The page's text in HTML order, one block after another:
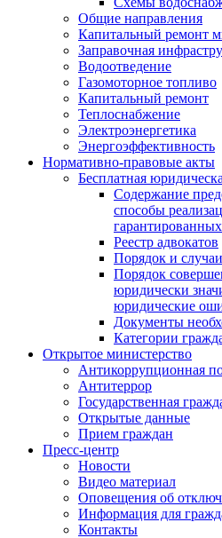
Общие направления
Капитальный ремонт
Заправочная
Водоотведение
Газомоторное топливо
Капитальный ремонт
Теплоснабжение
Электроэнергетика
Энергоэффективность
Нормативно-правовые акты
Бесплатная
Содержание
способы
Реестр адвокатов
Порядок и
Порядок
юридически
юридические
Документы
Категории
Открытое министерство
Антикоррупционная
Антитеррор
Государственная
Открытые данные
Прием граждан
Пресс-центр
Новости
Видео материал
Оповещения об
Информация для
Контакты